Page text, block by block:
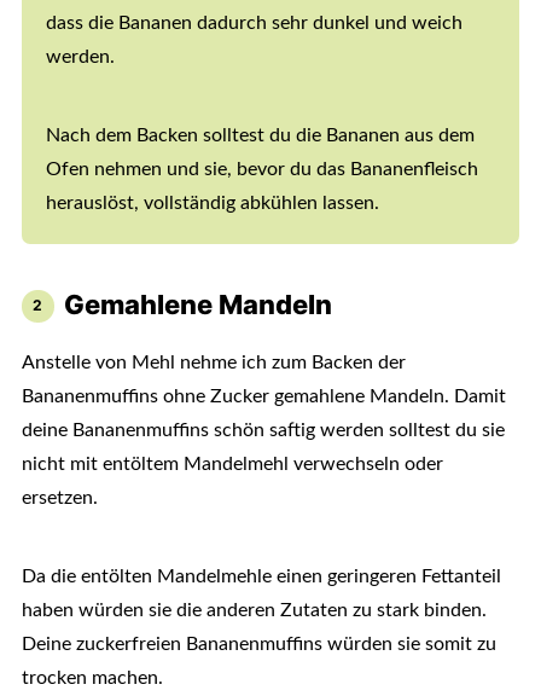
dass die Bananen dadurch sehr dunkel und weich
werden.
Nach dem Backen solltest du die Bananen aus dem
Ofen nehmen und sie, bevor du das Bananenfleisch
herauslöst, vollständig abkühlen lassen.
Gemahlene Mandeln
Anstelle von Mehl nehme ich zum Backen der
Bananenmuffins ohne Zucker gemahlene Mandeln. Damit
deine Bananenmuffins schön saftig werden solltest du sie
nicht mit entöltem Mandelmehl verwechseln oder
ersetzen.
Da die entölten Mandelmehle einen geringeren Fettanteil
haben würden sie die anderen Zutaten zu stark binden.
Deine zuckerfreien Bananenmuffins würden sie somit zu
trocken machen.